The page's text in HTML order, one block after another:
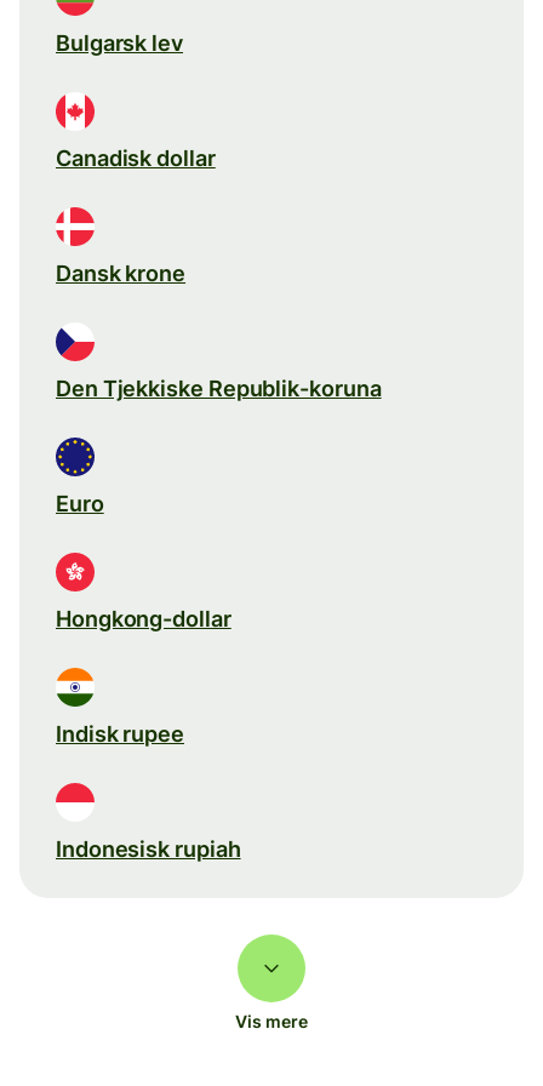
Bulgarsk lev
Canadisk dollar
Dansk krone
Den Tjekkiske Republik-koruna
Euro
Hongkong-dollar
Indisk rupee
Indonesisk rupiah
Vis mere